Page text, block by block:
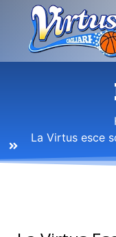
La Virtus esce